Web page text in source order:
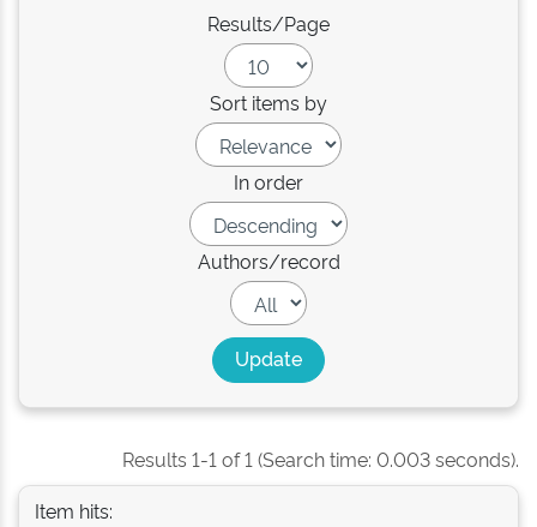
Results/Page
Sort items by
In order
Authors/record
Results 1-1 of 1 (Search time: 0.003 seconds).
Item hits: